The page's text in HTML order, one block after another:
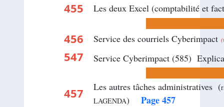
455 Les deux Excel (comptabilité et
456 Service des courriels Cyberimpact
547 Service Cyberimpact (585)
457 Les autres tâches administratives (
LAGENDA) Page 457